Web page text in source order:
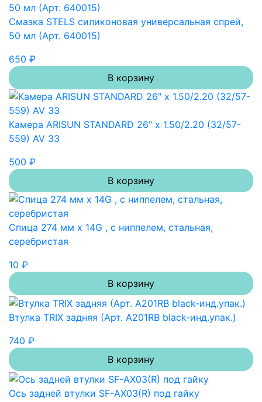
Смазка STELS силиконовая универсальная спрей,
50 мл (Арт. 640015)
650 ₽
В корзину
Камера ARISUN STANDARD 26" x 1.50/2.20 (32/57-
559) AV 33
500 ₽
В корзину
Спица 274 мм x 14G , с ниппелем, стальная,
серебристая
10 ₽
В корзину
Втулка TRIX задняя (Арт. A201RB black-инд.упак.)
740 ₽
В корзину
Ось задней втулки SF-AX03(R) под гайку